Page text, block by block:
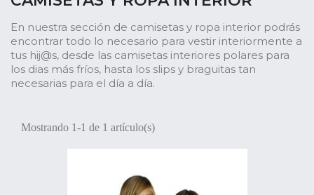
En nuestra sección de camisetas y ropa interior podrás
encontrar todo lo necesario para vestir interiormente a
tus hij@s, desde las camisetas interiores polares para
los dias más fríos, hasta los slips y braguitas tan
necesarias para el día a día.
Mostrando 1-1 de 1 artículo(s)